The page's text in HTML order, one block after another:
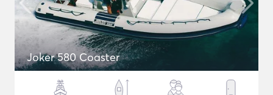
Joker 580 Coaster